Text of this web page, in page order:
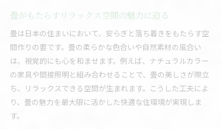
畳の質感で叶う上質な空間演出術
伝統とモダンをつなぐ畳のデザイン活用法
家具や照明と調和する畳の美しさの極意
畳が持つ魅力を最大限に引き出すコツ
和室も洋室も彩る畳の多彩なデザイン活用法
目積畳や引目畳の違いと選び方を解説
畳がもたらすリラックス空間の魅力に迫る
畳は日本の住まいにおいて、安らぎと落ち着きをもたらす空
間作りの要です。畳の柔らかな色合いや自然素材の風合い
は、視覚的にも心を和ませます。例えば、ナチュラルカラー
の家具や間接照明と組み合わせることで、畳の美しさが際立
ち、リラックスできる空間が生まれます。こうした工夫によ
り、畳の魅力を最大限に活かした快適な住環境が実現しま
す。